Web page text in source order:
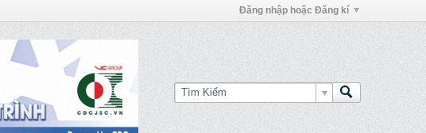
Đăng nhập hoặc Đăng kí